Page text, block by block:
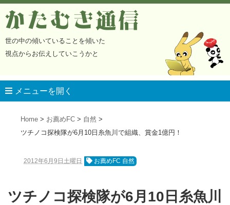
かたむき通信
世の中の傾いていることを傾いた
視点からお伝えしていこうかと
メニューを開く
Home お薦めFC
自然
ツチノコ探検隊が6月10日糸魚川で組織、賞金1億円！
2012年6月9日土曜日 お薦めFC 自然
ツチノコ探検隊が6月10日糸魚川